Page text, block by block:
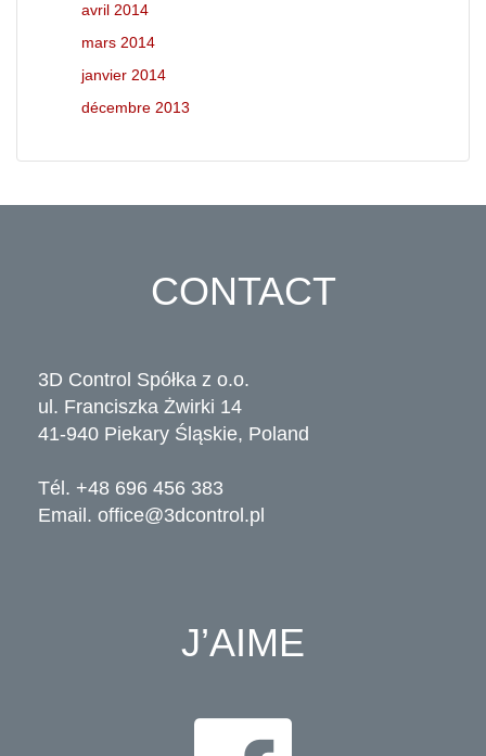
avril 2014
mars 2014
janvier 2014
décembre 2013
CONTACT
3D Control Spółka z o.o.
ul. Franciszka Żwirki 14
41-940 Piekary Śląskie, Poland
Tél. +48 696 456 383
Email. office@3dcontrol.pl
J’AIME